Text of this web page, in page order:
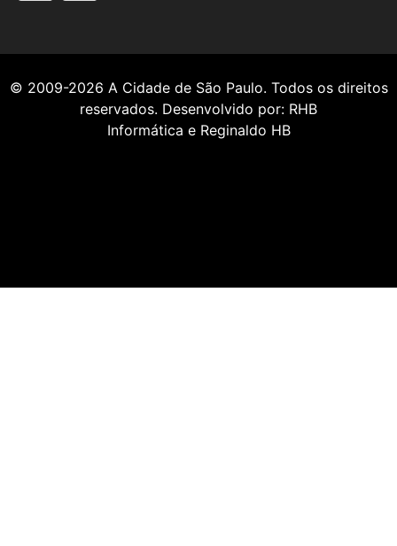
© 2009-2026 A Cidade de São Paulo. Todos os direitos
reservados. Desenvolvido por: RHB
Informática e Reginaldo HB